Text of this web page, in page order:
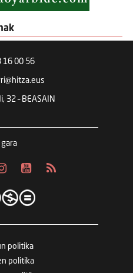
16 00 56
32 – BEASAIN
gara
politika
politika